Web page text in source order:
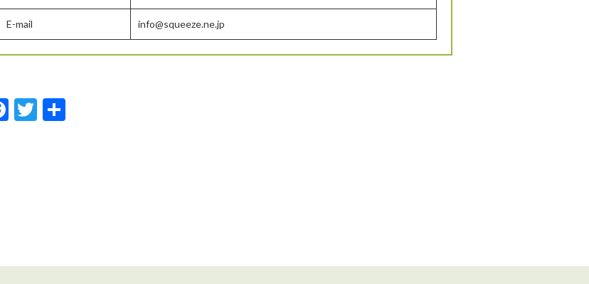
E-mail info@squeeze.ne.jp
F
T